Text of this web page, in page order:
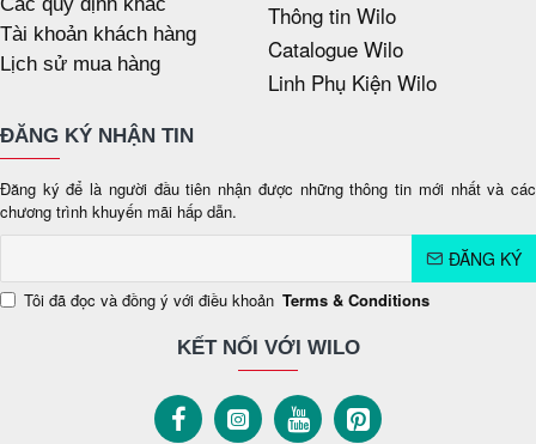
Tài khoản khách hàng
Lịch sử mua hàng
Thông tin Wilo
Catalogue Wilo
Linh Phụ Kiện Wilo
ĐĂNG KÝ NHẬN TIN
Đăng ký để là người đầu tiên nhận được những thông tin mới nhất và các
chương trình khuyến mãi hấp dẫn.
ĐĂNG KÝ
Tôi đã đọc và đồng ý với điều khoản Terms & Conditions
KẾT NỐI VỚI WILO